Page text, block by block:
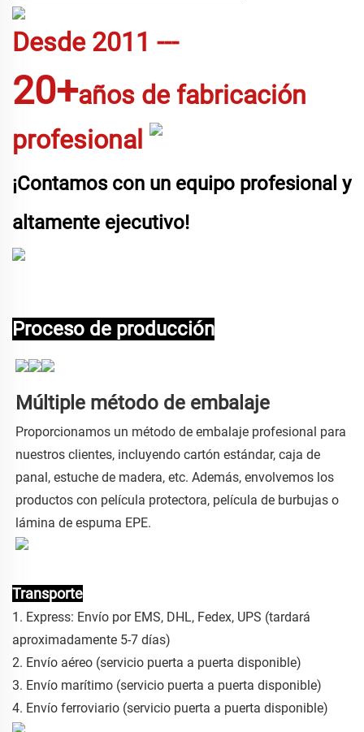
Desde 2011 ---
20+años de fabricación
profesional
¡Contamos con un equipo profesional y
altamente ejecutivo!
Proceso de producción
Múltiple método de embalaje
Proporcionamos un método de embalaje profesional para
nuestros clientes, incluyendo cartón estándar, caja de
panal, estuche de madera, etc. Además, envolvemos los
productos con película protectora, película de burbujas o
lámina de espuma EPE.
Transporte
1. Express: Envío por EMS, DHL, Fedex, UPS (tardará
aproximadamente 5-7 días)
2. Envío aéreo (servicio puerta a puerta disponible)
3. Envío marítimo (servicio puerta a puerta disponible)
4. Envío ferroviario (servicio puerta a puerta disponible)